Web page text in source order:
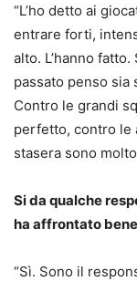
“L’ho detto ai
entrare forti,
alto. L’hanno
passato penso sia
Contro le grandi
perfetto, contro le
stasera sono
Si da qualche
ha affrontato
“Sì. Sono il